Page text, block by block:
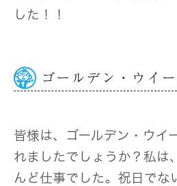
した！！
ゴールデン・ウイ
皆様は、ゴールデン・ウイ
れましたでしょうか？私は
んど仕事でした。祝日でな